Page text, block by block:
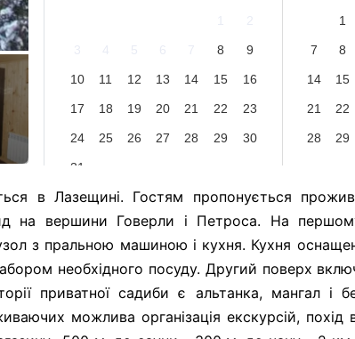
8 9
10 11 12 13 14 15 16
17 18 19 20 21 22 23
24 25 26 27 28 29 30
31
1
7 8
14 15
21 22
28 29
в Лазещині. Гостям пропонується
на вершини Говерли і Петроса. На
з пральною машиною і кухня. Кухня
необхідного посуду. Другий поверх
приватної садиби є альтанка, мангал і
можлива організація екскурсій, похід